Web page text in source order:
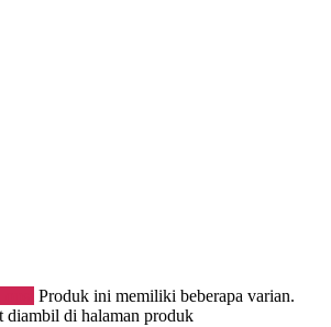
Produk ini memiliki beberapa varian.
diambil di halaman produk